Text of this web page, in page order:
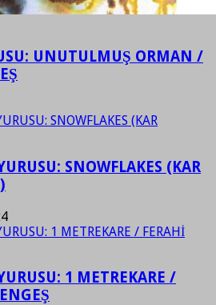
UNUTULMUŞ ORMAN /
SNOWFLAKES (KAR
1 METREKARE /